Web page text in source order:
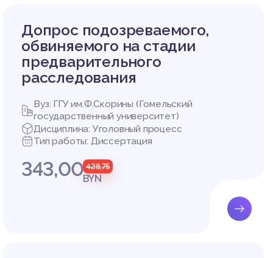
в
зак
орган
суд
п
Допрос подозреваемого,
обвиняемого на стадии
предварительного
расследования
Вуз: ГГУ им.Ф.Скорины (Гомельский
государственный университет)
Дисциплина: Уголовный процесс
Тип работы: Диссертация
343,00 428,75
BYN